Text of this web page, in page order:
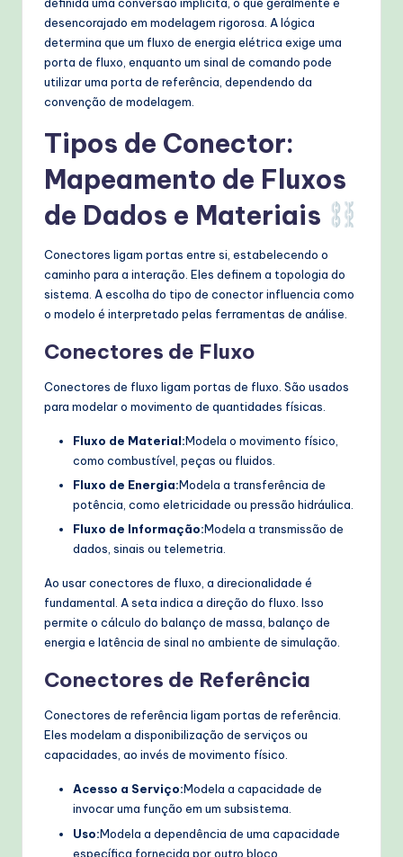
definida uma conversão implícita, o que geralmente é
desencorajado em modelagem rigorosa. A lógica
determina que um fluxo de energia elétrica exige uma
porta de fluxo, enquanto um sinal de comando pode
utilizar uma porta de referência, dependendo da
convenção de modelagem.
Tipos de Conector:
Mapeamento de Fluxos
de Dados e Materiais
Conectores ligam portas entre si, estabelecendo o
caminho para a interação. Eles definem a topologia do
sistema. A escolha do tipo de conector influencia como
o modelo é interpretado pelas ferramentas de análise.
Conectores de Fluxo
Conectores de fluxo ligam portas de fluxo. São usados
para modelar o movimento de quantidades físicas.
Fluxo de Material:Modela o movimento físico,
como combustível, peças ou fluidos.
Fluxo de Energia:Modela a transferência de
potência, como eletricidade ou pressão hidráulica.
Fluxo de Informação:Modela a transmissão de
dados, sinais ou telemetria.
Ao usar conectores de fluxo, a direcionalidade é
fundamental. A seta indica a direção do fluxo. Isso
permite o cálculo do balanço de massa, balanço de
energia e latência de sinal no ambiente de simulação.
Conectores de Referência
Conectores de referência ligam portas de referência.
Eles modelam a disponibilização de serviços ou
capacidades, ao invés de movimento físico.
Acesso a Serviço:Modela a capacidade de
invocar uma função em um subsistema.
Uso:Modela a dependência de uma capacidade
específica fornecida por outro bloco.